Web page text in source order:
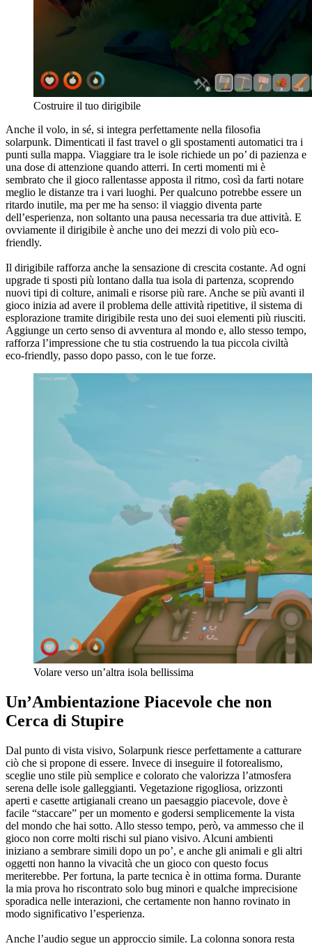
Costruire il tuo dirigibile
Anche il volo, in sé, si integra perfettamente nella filosofia
solarpunk. Dimenticati il fast travel o gli spostamenti automatici tra i
punti sulla mappa. Viaggiare tra le isole richiede un po’ di pazienza e
una dose di attenzione quando atterri. In certi momenti mi è
sembrato che il gioco rallentasse apposta il ritmo, così da farti notare
meglio le distanze tra i vari luoghi. Per qualcuno potrebbe essere un
ritardo inutile, ma per me ha senso: il viaggio diventa parte
dell’esperienza, non soltanto una pausa necessaria tra due attività. E
ovviamente il dirigibile è anche uno dei mezzi di volo più eco-
friendly.
Il dirigibile rafforza anche la sensazione di crescita costante. Ad ogni
upgrade ti sposti più lontano dalla tua isola di partenza, scoprendo
nuovi tipi di colture, animali e risorse più rare. Anche se più avanti il
gioco inizia ad avere il problema delle attività ripetitive, il sistema di
esplorazione tramite dirigibile resta uno dei suoi elementi più riusciti.
Aggiunge un certo senso di avventura al mondo e, allo stesso tempo,
rafforza l’impressione che tu stia costruendo la tua piccola civiltà
eco-friendly, passo dopo passo, con le tue forze.
Volare verso un’altra isola bellissima
Un’Ambientazione Piacevole che non
Cerca di Stupire
Dal punto di vista visivo, Solarpunk riesce perfettamente a catturare
ciò che si propone di essere. Invece di inseguire il fotorealismo,
sceglie uno stile più semplice e colorato che valorizza l’atmosfera
serena delle isole galleggianti. Vegetazione rigogliosa, orizzonti
aperti e casette artigianali creano un paesaggio piacevole, dove è
facile “staccare” per un momento e godersi semplicemente la vista
del mondo che hai sotto. Allo stesso tempo, però, va ammesso che il
gioco non corre molti rischi sul piano visivo. Alcuni ambienti
iniziano a sembrare simili dopo un po’, e anche gli animali e gli altri
oggetti non hanno la vivacità che un gioco con questo focus
meriterebbe. Per fortuna, la parte tecnica è in ottima forma. Durante
la mia prova ho riscontrato solo bug minori e qualche imprecisione
sporadica nelle interazioni, che certamente non hanno rovinato in
modo significativo l’esperienza.
Anche l’audio segue un approccio simile. La colonna sonora resta